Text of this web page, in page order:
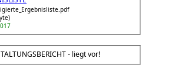
- liegt vor!